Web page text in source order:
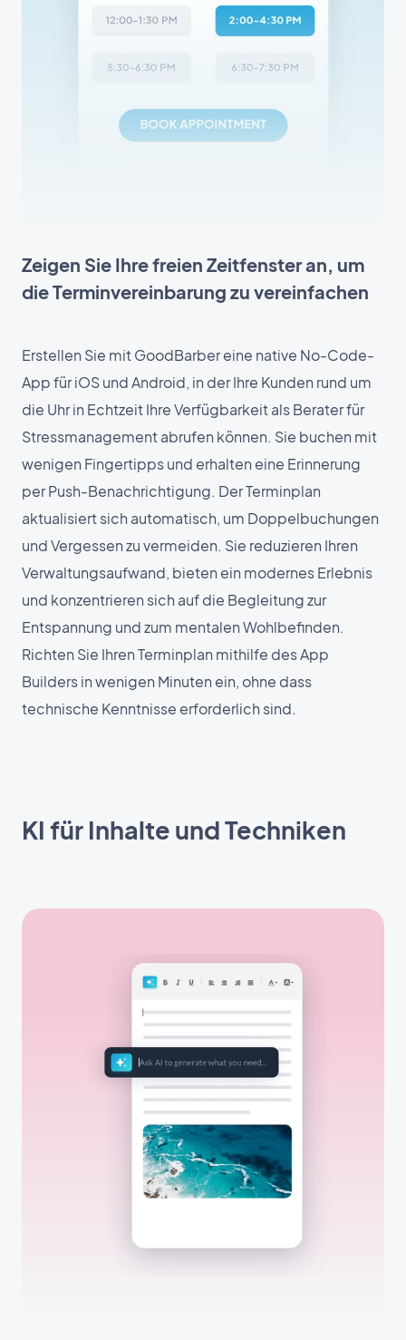
Zeigen Sie Ihre freien Zeitfenster an, um
die Terminvereinbarung zu vereinfachen
Erstellen Sie mit GoodBarber eine native No-Code-
App für iOS und Android, in der Ihre Kunden rund um
die Uhr in Echtzeit Ihre Verfügbarkeit als Berater für
Stressmanagement abrufen können. Sie buchen mit
wenigen Fingertipps und erhalten eine Erinnerung
per Push-Benachrichtigung. Der Terminplan
aktualisiert sich automatisch, um Doppelbuchungen
und Vergessen zu vermeiden. Sie reduzieren Ihren
Verwaltungsaufwand, bieten ein modernes Erlebnis
und konzentrieren sich auf die Begleitung zur
Entspannung und zum mentalen Wohlbefinden.
Richten Sie Ihren Terminplan mithilfe des App
Builders in wenigen Minuten ein, ohne dass
technische Kenntnisse erforderlich sind.
KI für Inhalte und Techniken